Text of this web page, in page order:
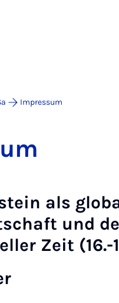
Impressum
als
und
Zeit (16.-